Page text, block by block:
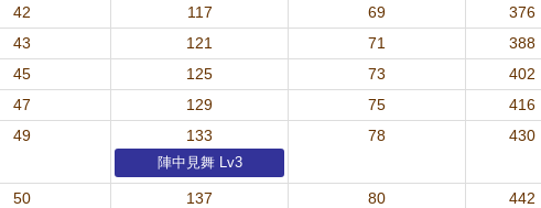
42 117 69
376
43 121 71
388
45 125 73
402
47 129 75
416
49 133
陣中見舞 Lv3
78 430
50 137 80
442